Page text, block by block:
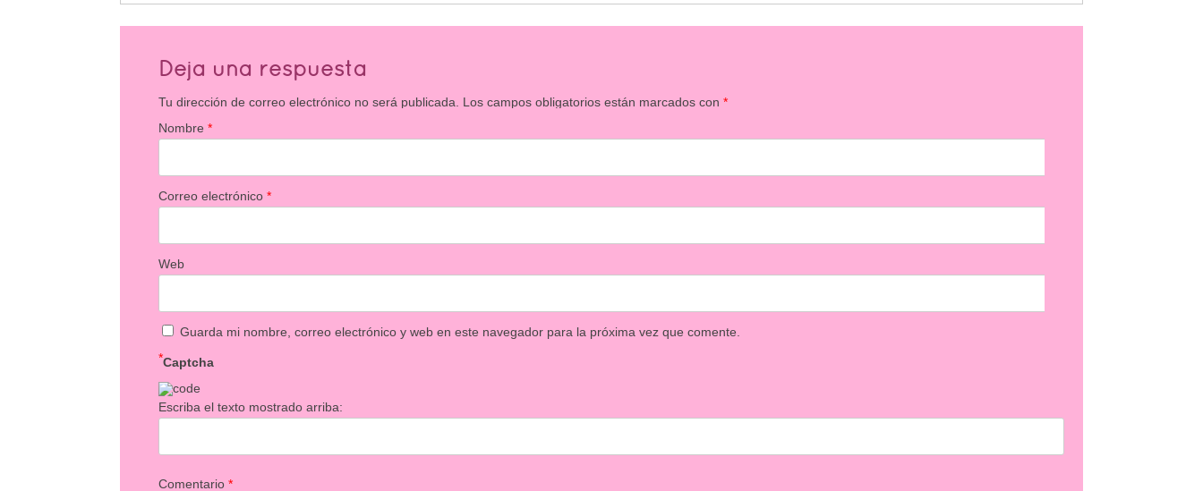
Deja una respuesta
Tu dirección de correo electrónico no será publicada. Los campos obligatorios están marcados con*
Nombre*
Correo electrónico*
Web
Guarda mi nombre, correo electrónico y web en este navegador para la próxima vez que comente.
Captcha
*
Escriba el texto mostrado arriba:
Comentario*